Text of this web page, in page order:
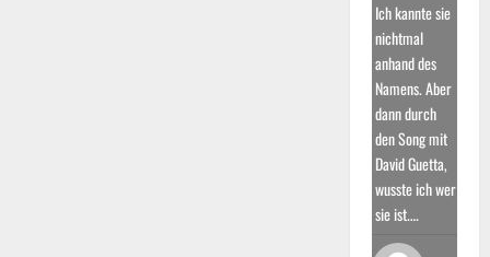
Ich kannte sie
nichtmal
anhand des
Namens. Aber
dann durch
den Song mit
David Guetta,
wusste ich wer
sie ist.…